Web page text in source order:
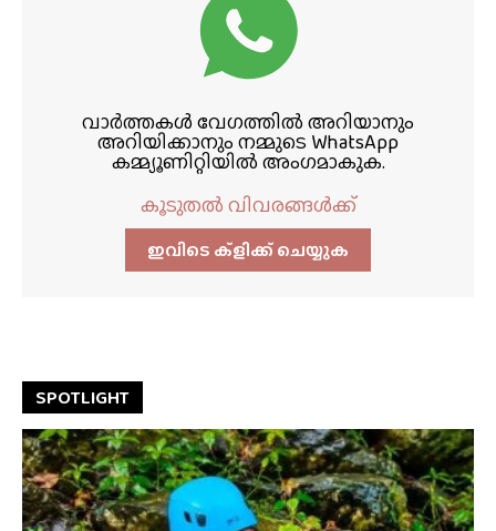
വാർത്തകൾ വേഗത്തിൽ അറിയാനും
അറിയിക്കാനും നമ്മുടെ WhatsApp
കമ്മ്യൂണിറ്റിയിൽ അംഗമാകുക.
കൂടുതൽ വിവരങ്ങൾക്ക്
ഇവിടെ ക്ളിക്ക്‌ ചെയ്യുക
SPOTLIGHT